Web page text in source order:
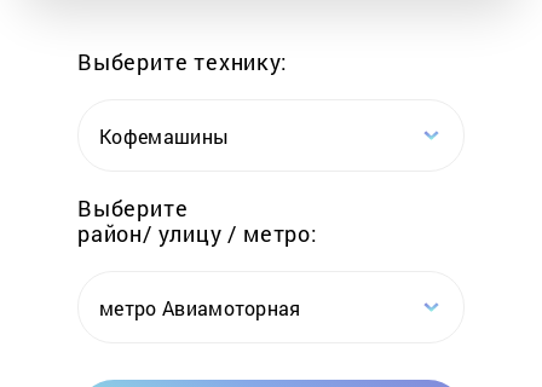
Royal Clima
Sabiel
Выберите технику:
Кофемашины
Выберите
район/ улицу / метро:
метро Авиамоторная